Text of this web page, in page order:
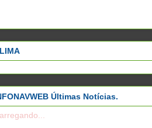
Últimas Notícias.